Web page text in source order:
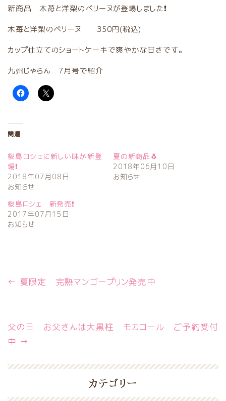
新商品 木苺と洋梨のベリーヌが登場しました❗
木苺と洋梨のベリーヌ 350円(税込)
カップ仕立てのショートケーキで爽やかな甘さです。
九州じゃらん 7月号で紹介
関連
桜島ロシェに新しい味が新登
場❗
2018年07月08日
お知らせ
夏の新商品🐧
2018年06月10日
お知らせ
桜島ロシェ 新発売❗
2017年07月15日
お知らせ
← 夏限定 完熟マンゴープリン発売中
父の日 お父さんは大黒柱 モカロール ご予約受付
中 →
カテゴリー